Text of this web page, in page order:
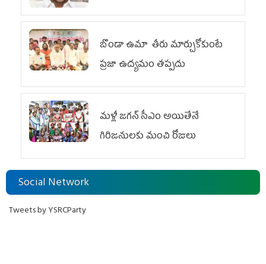
బొండా ఉమా తీరు మార్చుకోకుంటే
ప్రజా ఉద్యమం తప్పదు
మళ్లీ జగన్ సీఎం అయితేనే
గిరిజనులకు మంచి రోజులు
Social Network
Tweets by YSRCParty